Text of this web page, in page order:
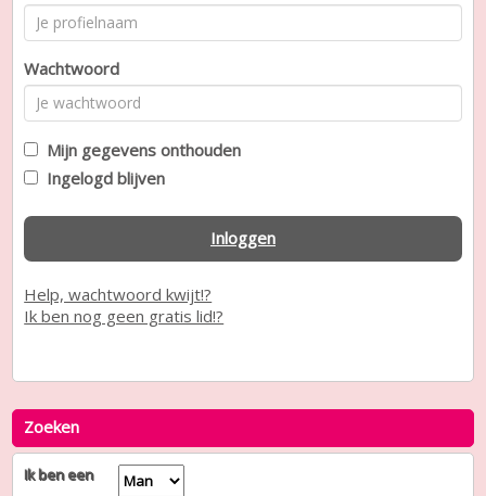
Wachtwoord
Mijn gegevens onthouden
Ingelogd blijven
Inloggen
Help, wachtwoord kwijt!?
Ik ben nog geen gratis lid!?
Zoeken
Ik ben een